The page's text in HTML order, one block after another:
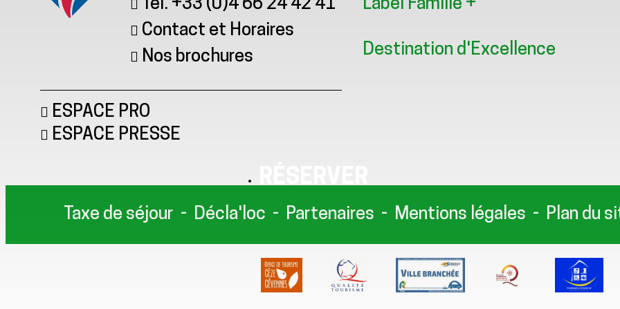
Tél. +33 (0)4 66 24 42 41
Contact et Horaires
Nos brochures
ESPACE PRO
ESPACE PRESSE
Label Famille +
Destination d'Excellence
Taxe de séjour Décla'loc Partenaires Mentions légales Plan du